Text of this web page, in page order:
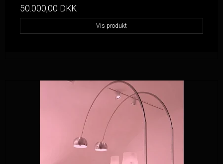
50.000,00 DKK
Vis produkt